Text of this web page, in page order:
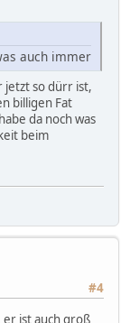
auch immer
jetzt so dürr ist,
billigen Fat
da noch was
beim
#4
er ist auch groß